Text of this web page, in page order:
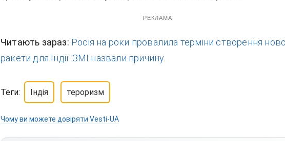
РЕКЛАМА
Читають зараз: Росія на роки провалила терміни створення
ракети для Індії: ЗМІ назвали причину.
Теги: Індія тероризм
Чому ви можете довіряти Vesti-UA